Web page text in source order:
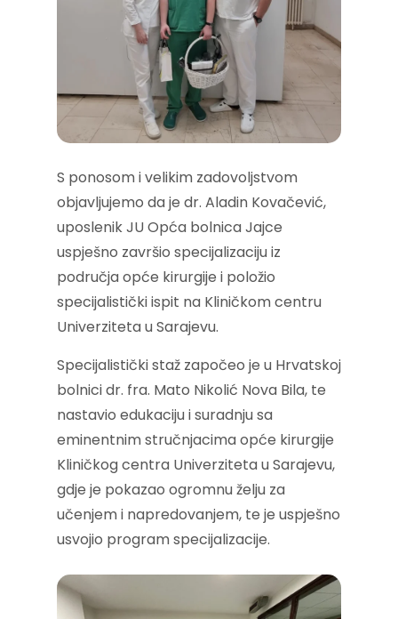
S ponosom i velikim zadovoljstvom
objavljujemo da je dr. Aladin Kovačević,
uposlenik JU Opća bolnica Jajce
uspješno završio specijalizaciju iz
područja opće kirurgije i položio
specijalistički ispit na Kliničkom centru
Univerziteta u Sarajevu.
Specijalistički staž započeo je u Hrvatskoj
bolnici dr. fra. Mato Nikolić Nova Bila, te
nastavio edukaciju i suradnju sa
eminentnim stručnjacima opće kirurgije
Kliničkog centra Univerziteta u Sarajevu,
gdje je pokazao ogromnu želju za
učenjem i napredovanjem, te je uspješno
usvojio program specijalizacije.